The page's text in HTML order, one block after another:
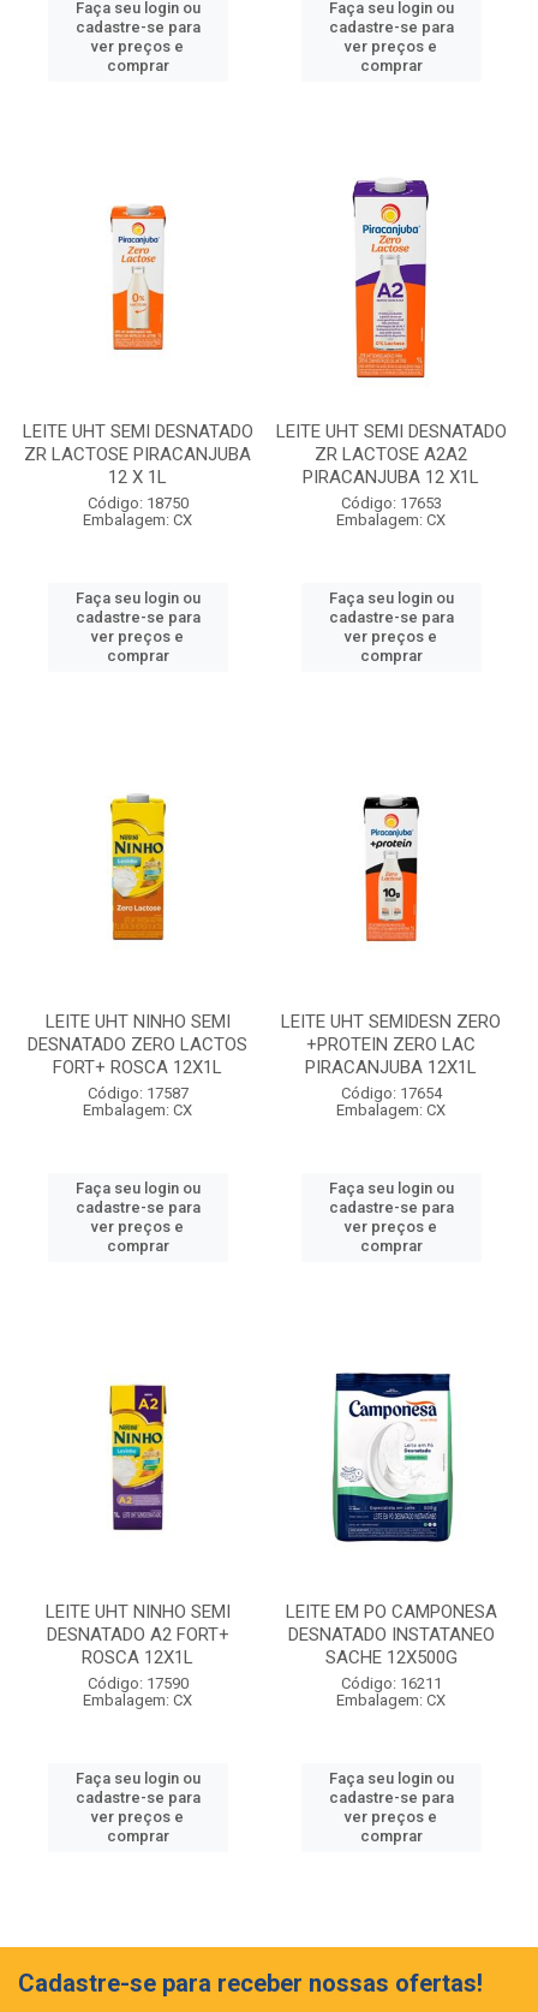
Faça seu login ou
cadastre-se para
ver preços e
comprar
Faça seu login ou
cadastre-se para
ver preços e
comprar
LEITE UHT SEMI DESNATADO
ZR LACTOSE PIRACANJUBA
12 X 1L
Código: 18750
Embalagem: CX
Faça seu login ou
cadastre-se para
ver preços e
comprar
LEITE UHT SEMI DESNATADO
ZR LACTOSE A2A2
PIRACANJUBA 12 X1L
Código: 17653
Embalagem: CX
Faça seu login ou
cadastre-se para
ver preços e
comprar
LEITE UHT NINHO SEMI
DESNATADO ZERO LACTOS
FORT+ ROSCA 12X1L
Código: 17587
Embalagem: CX
Faça seu login ou
cadastre-se para
ver preços e
comprar
LEITE UHT SEMIDESN ZERO
+PROTEIN ZERO LAC
PIRACANJUBA 12X1L
Código: 17654
Embalagem: CX
Faça seu login ou
cadastre-se para
ver preços e
comprar
LEITE UHT NINHO SEMI
DESNATADO A2 FORT+
ROSCA 12X1L
Código: 17590
Embalagem: CX
Faça seu login ou
cadastre-se para
ver preços e
comprar
LEITE EM PO CAMPONESA
DESNATADO INSTATANEO
SACHE 12X500G
Código: 16211
Embalagem: CX
Faça seu login ou
cadastre-se para
ver preços e
comprar
Cadastre-se para receber nossas ofertas!